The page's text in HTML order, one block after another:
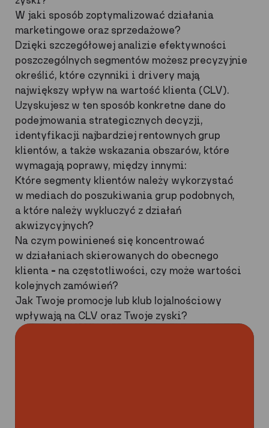
W jaki sposób zoptymalizować działania
marketingowe oraz sprzedażowe?
Dzięki szczegółowej analizie efektywności
poszczególnych segmentów możesz precyzyjnie
określić, które czynniki i drivery mają
największy wpływ na wartość klienta (CLV).
Uzyskujesz w ten sposób konkretne dane do
podejmowania strategicznych decyzji,
identyfikacji najbardziej rentownych grup
klientów, a także wskazania obszarów, które
wymagają poprawy, między innymi:
Które segmenty klientów należy wykorzystać
w mediach do poszukiwania grup podobnych,
a które należy wykluczyć z działań
akwizycyjnych?
Na czym powinieneś się koncentrować
w działaniach skierowanych do obecnego
klienta – na częstotliwości, czy może wartości
kolejnych zamówień?
Jak Twoje promocje lub klub lojalnościowy
wpływają na CLV oraz Twoje zyski?